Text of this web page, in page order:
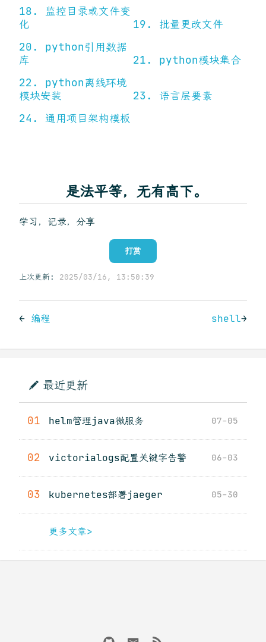
18. 监控目录或文件变
化
19. 批量更改文件
20. python引用数据
库
21. python模块集合
22. python离线环境
模块安装
23. 语言层要素
24. 通用项目架构模板
是法平等，无有高下。
学习，记录，分享
打赏
上次更新: 2025/03/16, 13:50:39
← 编程 shell→
最近更新
01 helm管理java微服务 07-05
02 victorialogs配置关键字告警 06-03
03 kubernetes部署jaeger 05-30
更多文章>